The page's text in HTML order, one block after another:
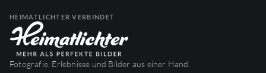
HEIMATLICHTER VERBINDET
Fotografie, Erlebnisse und Bilder aus einer Hand.